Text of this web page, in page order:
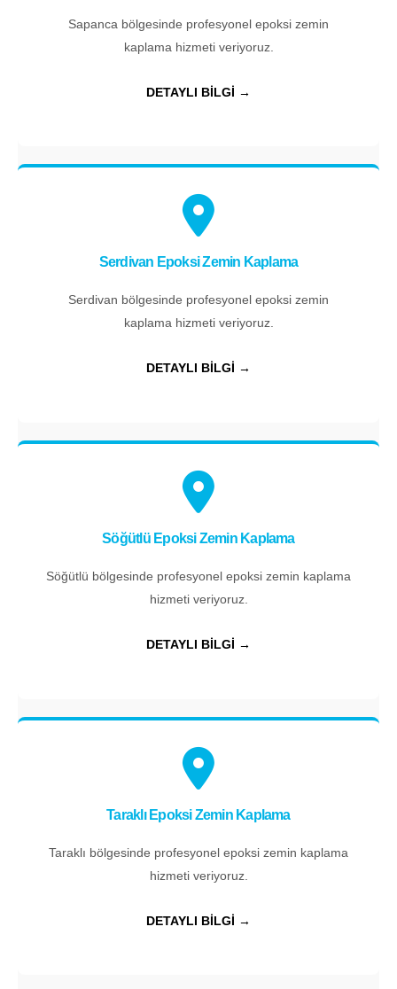
Sapanca bölgesinde profesyonel epoksi zemin
kaplama hizmeti veriyoruz.
DETAYLI BİLGİ →
Serdivan Epoksi Zemin Kaplama
Serdivan bölgesinde profesyonel epoksi zemin
kaplama hizmeti veriyoruz.
DETAYLI BİLGİ →
Söğütlü Epoksi Zemin Kaplama
Söğütlü bölgesinde profesyonel epoksi zemin kaplama
hizmeti veriyoruz.
DETAYLI BİLGİ →
Taraklı Epoksi Zemin Kaplama
Taraklı bölgesinde profesyonel epoksi zemin kaplama
hizmeti veriyoruz.
DETAYLI BİLGİ →